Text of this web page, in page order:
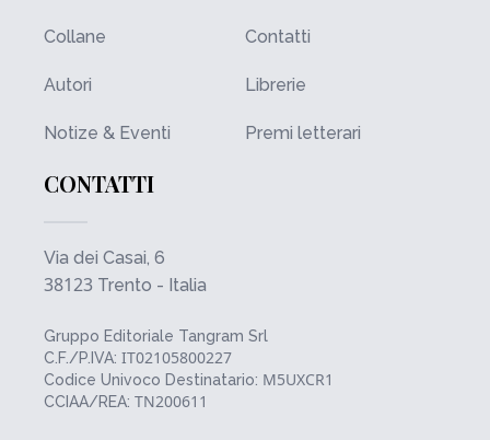
Collane
Autori
Notize & Eventi
Contatti
Librerie
Premi letterari
CONTATTI
Via dei Casai, 6
38123 Trento - Italia
Gruppo Editoriale Tangram Srl
C.F./P.IVA: IT02105800227
Codice Univoco Destinatario: M5UXCR1
CCIAA/REA: TN200611